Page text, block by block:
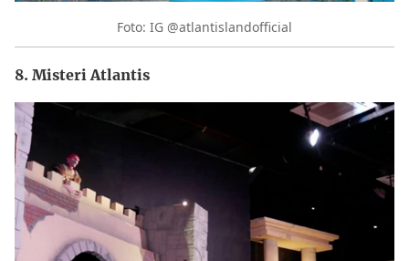
Foto: IG @atlantislandofficial
8. Misteri Atlantis